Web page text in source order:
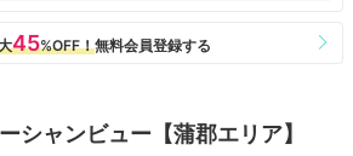
シャンビュー【蒲郡エリア】